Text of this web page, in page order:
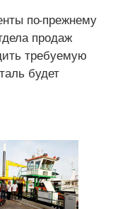
по-прежнему
продаж
требуемую
будет